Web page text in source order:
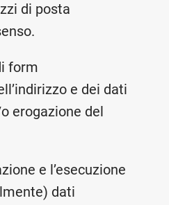
di posta
form
e dei dati
erogazione del
e l’esecuzione
dati